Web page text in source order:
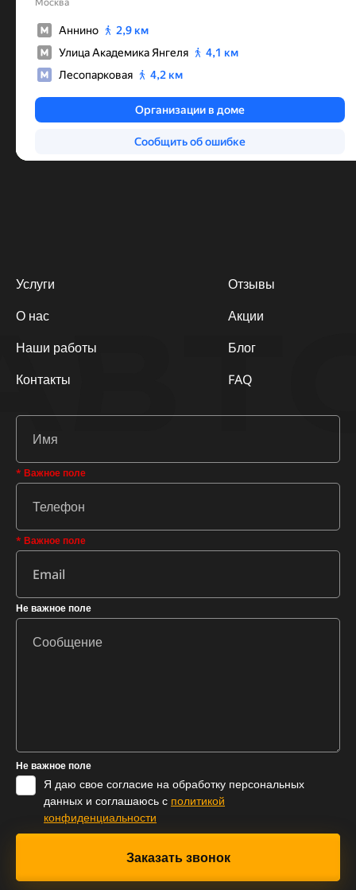
Услуги
О нас
Наши работы
Контакты
Отзывы
Акции
Блог
FAQ
* Важное поле
* Важное поле
Не важное поле
Не важное поле
Я даю свое согласие на обработку персональных
данных и соглашаюсь с политикой
конфиденциальности